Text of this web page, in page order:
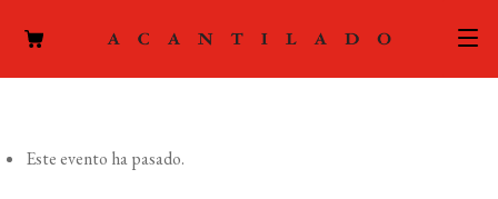
Este evento ha pasado.